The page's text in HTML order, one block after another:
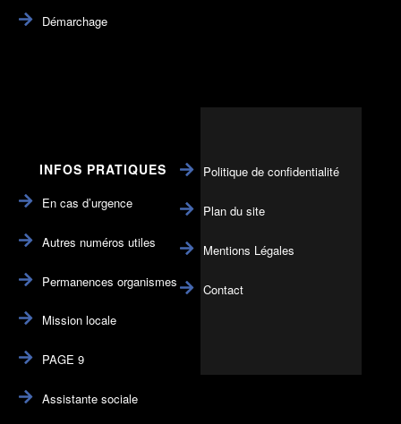
Démarchage
INFOS PRATIQUES
En cas d’urgence
Autres numéros utiles
Permanences organismes
Mission locale
PAGE 9
Assistante sociale
Politique de confidentialité
Plan du site
Mentions Légales
Contact